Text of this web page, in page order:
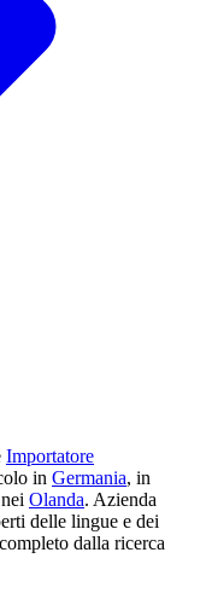
Importatore
in Germania, in
Olanda. Azienda
delle lingue e dei
dalla ricerca